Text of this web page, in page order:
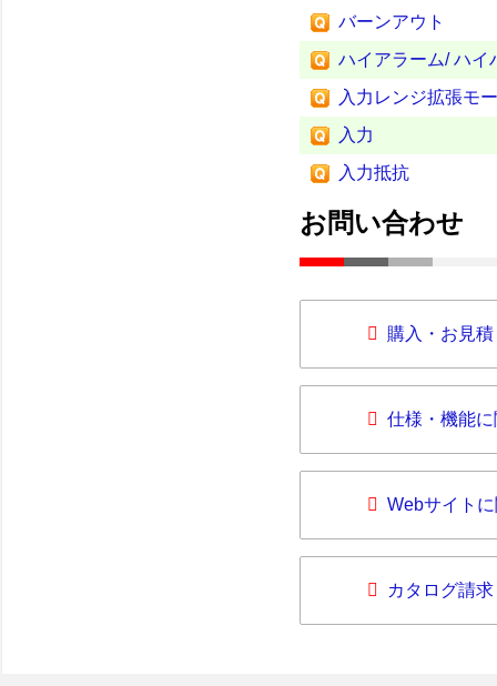
バーンアウト
ハイアラーム/ ハイ
入力レンジ拡張モ
入力
入力抵抗
お問い合わせ
購入・お見
仕様・機能
Webサイト
カタログ請求